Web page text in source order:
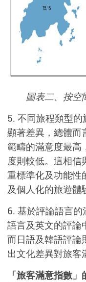
圖表二、按空
5. 不同旅程類型
顯著差異，總體而
範疇的滿意度最高
度則較低。這相
重標準化及功能性
及個人化的旅遊體
6. 基於評論語言
語言及英文的評論
而日語及韓語評論
出文化差異對旅客
「旅客滿意指數」